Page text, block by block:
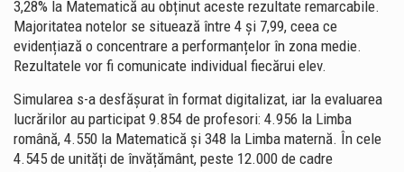
3,28% la Matematică au obținut aceste rezultate remarcabile.
Majoritatea notelor se situează între 4 și 7,99, ceea ce
evidențiază o concentrare a performanțelor în zona medie.
Rezultatele vor fi comunicate individual fiecărui elev.
Simularea s-a desfășurat în format digitalizat, iar la evaluarea
lucrărilor au participat 9.854 de profesori: 4.956 la Limba
română, 4.550 la Matematică și 348 la Limba maternă. În cele
4.545 de unități de învățământ, peste 12.000 de cadre